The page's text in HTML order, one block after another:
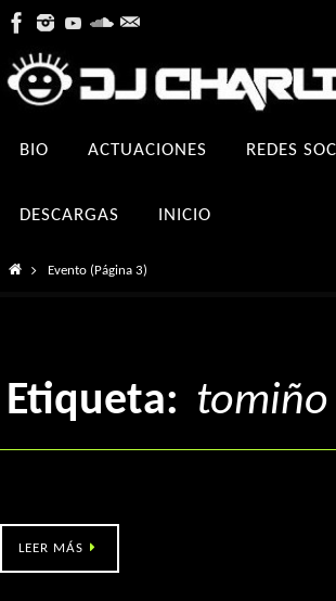
contenido
BIO ACTUACIONES REDES
DESCARGAS INICIO
InicioEvento(Página 3)
Etiqueta: tomiño
LEER MÁS